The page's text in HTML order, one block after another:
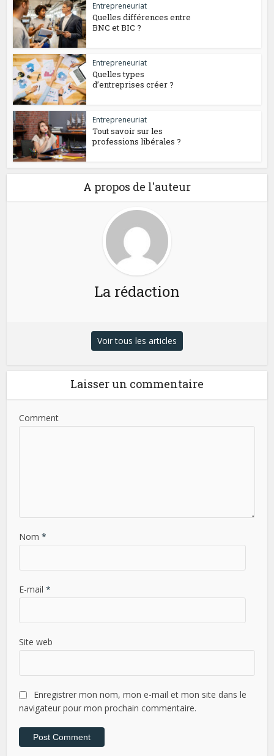
Entrepreneuriat
Quelles différences entre
BNC et BIC ?
Entrepreneuriat
Quelles types
d’entreprises créer ?
Entrepreneuriat
Tout savoir sur les
professions libérales ?
A propos de l'auteur
La rédaction
Voir tous les articles
Laisser un commentaire
Comment
Nom*
E-mail*
Site web
Enregistrer mon nom, mon e-mail et mon site dans le
navigateur pour mon prochain commentaire.